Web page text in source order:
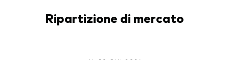
Ripartizione di mercato